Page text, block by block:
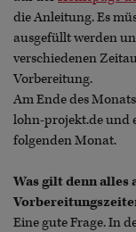
die Anleitung. Es
ausgefüllt werden
verschiedenen
Vorbereitung.
Am Ende des
lohn-projekt.de und
folgenden Monat.
Was gilt denn alles
Eine gute Frage. In